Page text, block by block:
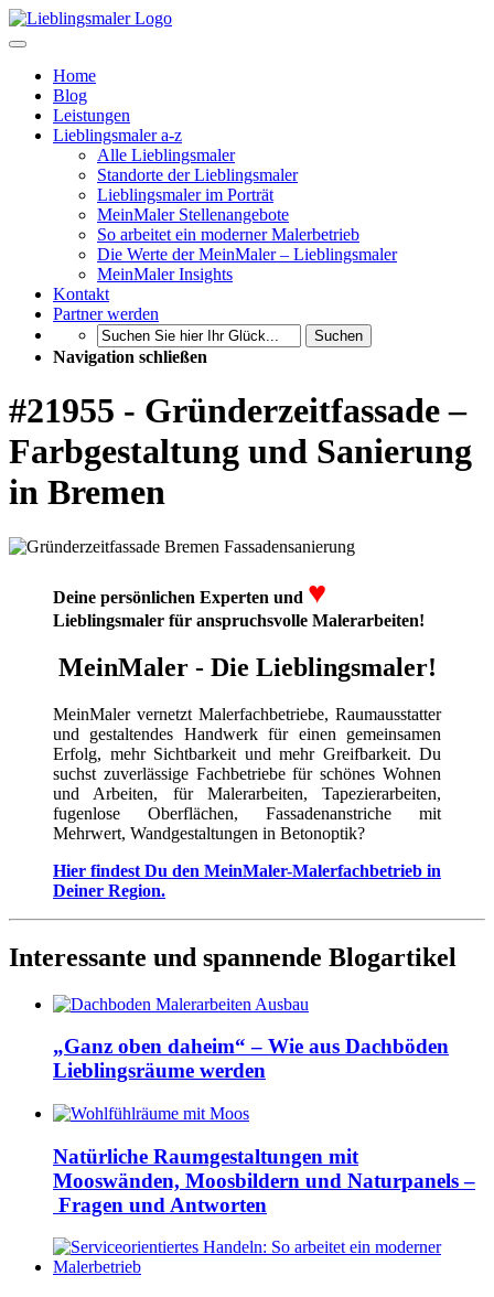
Home
Blog
Leistungen
Lieblingsmaler a-z
Alle Lieblingsmaler
Standorte der Lieblingsmaler
Lieblingsmaler im Porträt
MeinMaler Stellenangebote
So arbeitet ein moderner Malerbetrieb
Die Werte der MeinMaler – Lieblingsmaler
MeinMaler Insights
Kontakt
Partner werden
Suchen
Navigation schließen
#21955 - Gründerzeitfassade –
Farbgestaltung und Sanierung
in Bremen
Deine persönlichen Experten und ♥
Lieblingsmaler für anspruchsvolle Malerarbeiten!
MeinMaler - Die Lieblingsmaler!
MeinMaler vernetzt Malerfachbetriebe, Raumausstatter
und gestaltendes Handwerk für einen gemeinsamen
Erfolg, mehr Sichtbarkeit und mehr Greifbarkeit. Du
suchst zuverlässige Fachbetriebe für schönes Wohnen
und Arbeiten, für Malerarbeiten, Tapezierarbeiten,
fugenlose Oberflächen, Fassadenanstriche mit
Mehrwert, Wandgestaltungen in Betonoptik?
Hier findest Du den MeinMaler-Malerfachbetrieb in
Deiner Region.
Interessante und spannende Blogartikel
„Ganz oben daheim“ – Wie aus Dachböden
Lieblingsräume werden
Natürliche Raumgestaltungen mit
Mooswänden, Moosbildern und Naturpanels –
Fragen und Antworten